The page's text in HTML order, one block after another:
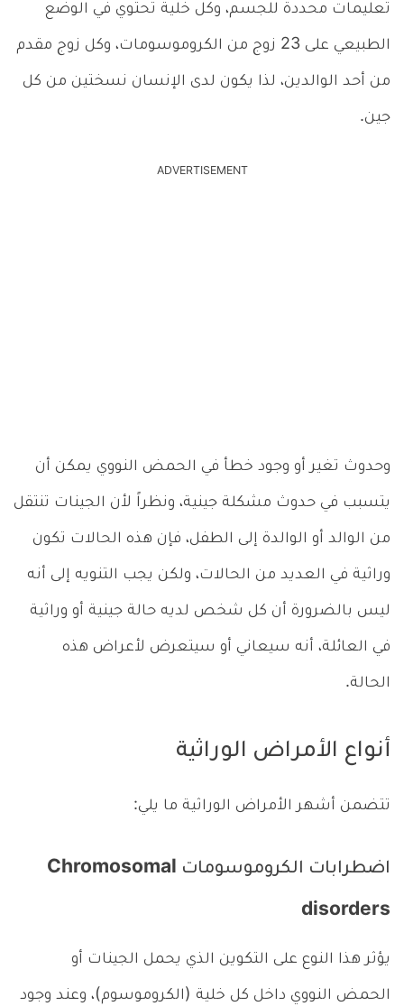
تعليمات محددة للجسم، وكل خلية تحتوي في الوضع
الطبيعي على 23 زوج من الكروموسومات، وكل زوج مقدم
من أحد الوالدين، لذا يكون لدى الإنسان نسختين من كل
جين.
ADVERTISEMENT
وحدوث تغير أو وجود خطأ في الحمض النووي يمكن أن
يتسبب في حدوث مشكلة جينية، ونظراً لأن الجينات تنتقل
من الوالد أو الوالدة إلى الطفل، فإن هذه الحالات تكون
وراثية في العديد من الحالات، ولكن يجب التنويه إلى أنه
ليس بالضرورة أن كل شخص لديه حالة جينية أو وراثية
في العائلة، أنه سيعاني أو سيتعرض لأعراض هذه
الحالة.
أنواع الأمراض الوراثية
تتضمن أشهر الأمراض الوراثية ما يلي:
اضطرابات الكروموسومات Chromosomal
disorders
يؤثر هذا النوع على التكوين الذي يحمل الجينات أو
الحمض النووي داخل كل خلية (الكروموسوم)، وعند وجود